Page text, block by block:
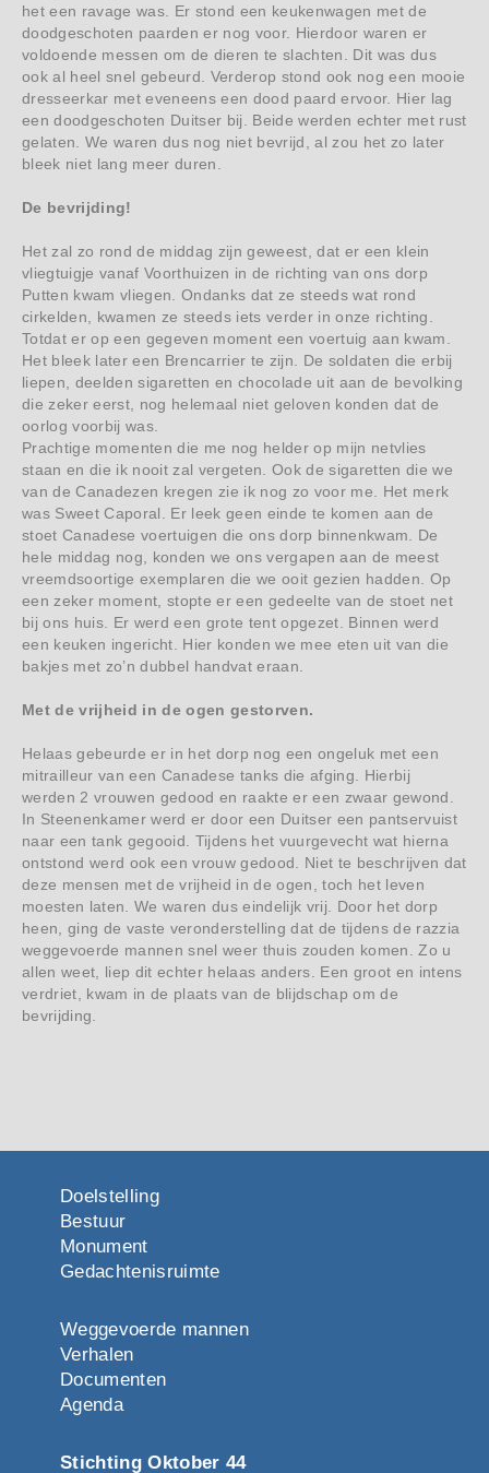
het een ravage was. Er stond een keukenwagen met de
doodgeschoten paarden er nog voor. Hierdoor waren er
voldoende messen om de dieren te slachten. Dit was dus
ook al heel snel gebeurd. Verderop stond ook nog een mooie
dresseerkar met eveneens een dood paard ervoor. Hier lag
een doodgeschoten Duitser bij. Beide werden echter met rust
gelaten. We waren dus nog niet bevrijd, al zou het zo later
bleek niet lang meer duren.
De bevrijding!
Het zal zo rond de middag zijn geweest, dat er een klein
vliegtuigje vanaf Voorthuizen in de richting van ons dorp
Putten kwam vliegen. Ondanks dat ze steeds wat rond
cirkelden, kwamen ze steeds iets verder in onze richting.
Totdat er op een gegeven moment een voertuig aan kwam.
Het bleek later een Brencarrier te zijn. De soldaten die erbij
liepen, deelden sigaretten en chocolade uit aan de bevolking
die zeker eerst, nog helemaal niet geloven konden dat de
oorlog voorbij was.
Prachtige momenten die me nog helder op mijn netvlies
staan en die ik nooit zal vergeten. Ook de sigaretten die we
van de Canadezen kregen zie ik nog zo voor me. Het merk
was Sweet Caporal. Er leek geen einde te komen aan de
stoet Canadese voertuigen die ons dorp binnenkwam. De
hele middag nog, konden we ons vergapen aan de meest
vreemdsoortige exemplaren die we ooit gezien hadden. Op
een zeker moment, stopte er een gedeelte van de stoet net
bij ons huis. Er werd een grote tent opgezet. Binnen werd
een keuken ingericht. Hier konden we mee eten uit van die
bakjes met zo’n dubbel handvat eraan.
Met de vrijheid in de ogen gestorven.
Helaas gebeurde er in het dorp nog een ongeluk met een
mitrailleur van een Canadese tanks die afging. Hierbij
werden 2 vrouwen gedood en raakte er een zwaar gewond.
In Steenenkamer werd er door een Duitser een pantservuist
naar een tank gegooid. Tijdens het vuurgevecht wat hierna
ontstond werd ook een vrouw gedood. Niet te beschrijven dat
deze mensen met de vrijheid in de ogen, toch het leven
moesten laten. We waren dus eindelijk vrij. Door het dorp
heen, ging de vaste veronderstelling dat de tijdens de razzia
weggevoerde mannen snel weer thuis zouden komen. Zo u
allen weet, liep dit echter helaas anders. Een groot en intens
verdriet, kwam in de plaats van de blijdschap om de
bevrijding.
Doelstelling
Bestuur
Monument
Gedachtenisruimte
Weggevoerde mannen
Verhalen
Documenten
Agenda
Stichting Oktober 44